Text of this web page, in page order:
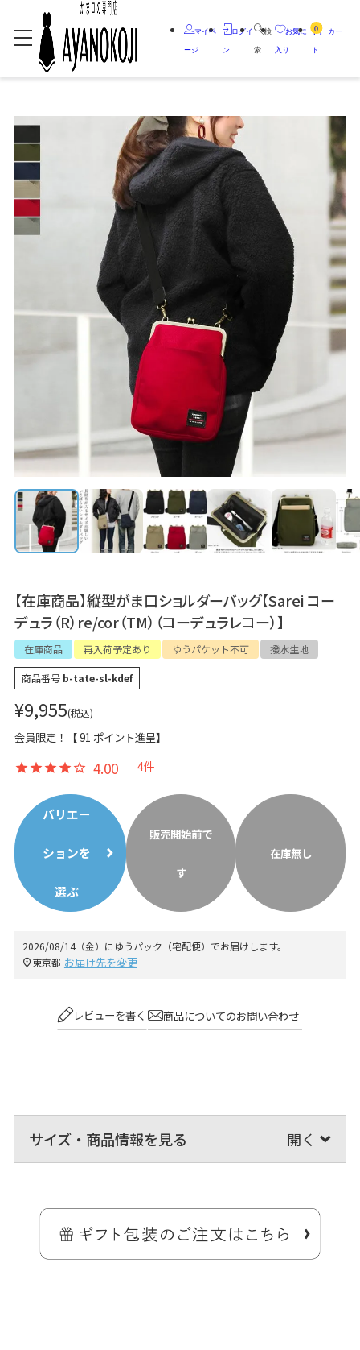
マイペ
ージ
ログイ
ン
検
索
お気に
入り
0 カー
ト
【在庫商品】縦型がま口ショルダーバッグ【Sarei コー
デュラ（R）re/cor（TM）（コーデュラレコー）】
在庫商品 再入荷予定あり ゆうパケット不可 撥水生地
商品番号 b-tate-sl-kdef
¥9,955 税込
会員限定！【91 ポイント進呈】
4.00 4
バリエー
ションを
選ぶ
販売開始前で
す
在庫無し
2026/08/14（金） に ゆうパック（宅配便） でお届けします。
東京都 お届け先を変更
レビューを書く 商品についてのお問い合わせ
サイズ・商品情報を見る
長財布が入るサイズが嬉しい、
かさばらないショルダーバッグ。
コーデュラ（R）糸と再生PETのリサイクル糸で作られた、強くて環境